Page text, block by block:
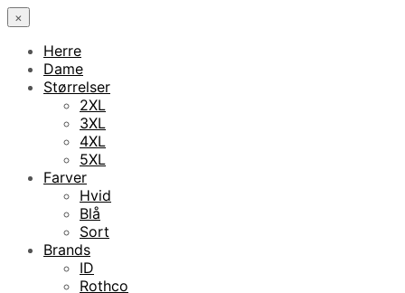
×
Herre
Dame
Størrelser
2XL
3XL
4XL
5XL
Farver
Hvid
Blå
Sort
Brands
ID
Rothco